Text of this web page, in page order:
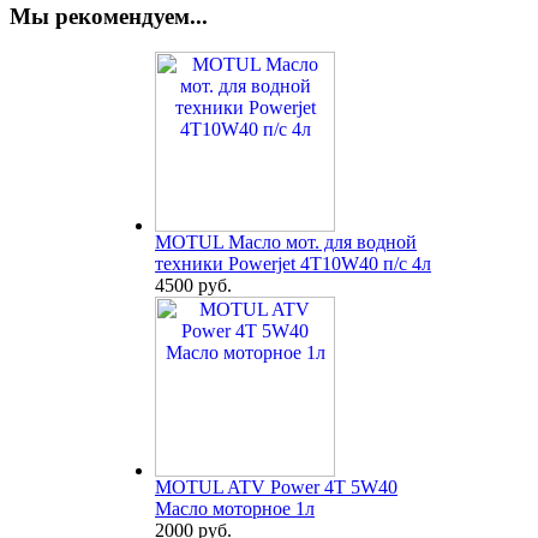
Мы рекомендуем...
MOTUL Масло мот. для водной
техники Powerjet 4T10W40 п/с 4л
4500 руб.
MOTUL ATV Power 4T 5W40
Масло моторное 1л
2000 руб.